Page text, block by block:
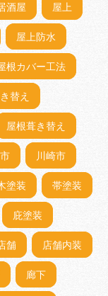
酒屋 屋上
屋上防水
根カバー工法
替え
屋根葺き替え
川崎市
塗装 帯塗装
庇塗装
舗 店舗内装
廊下